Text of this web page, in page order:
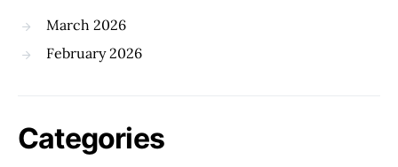
March 2026
February 2026
Categories